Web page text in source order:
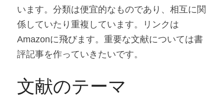
います。分類は便宜的なものであり、相互に関
係していたり重複しています。リンクは
Amazonに飛びます。重要な文献については書
評記事を作っていきたいです。
文献のテーマ